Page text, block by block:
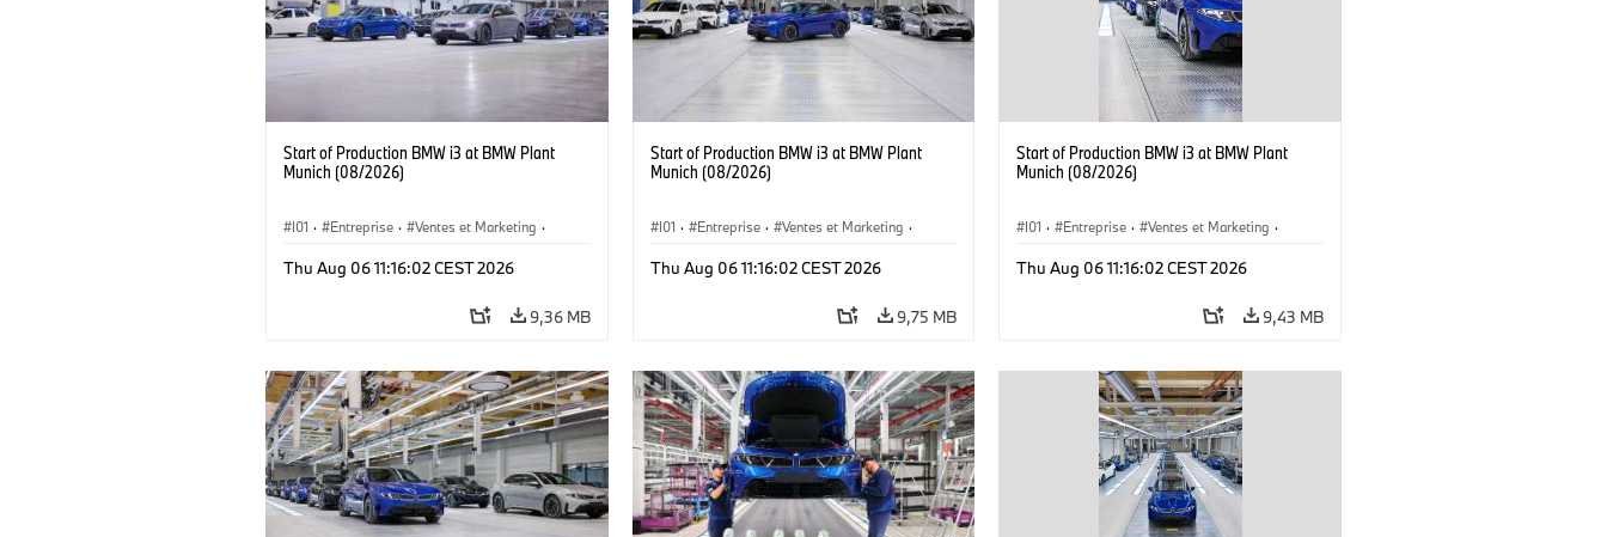
Start of Production BMW i3 at BMW Plant
Munich (08/2026)
I01 · Entreprise · Ventes et Marketing ·
Thu Aug 06 11:16:02 CEST 2026
9,36 MB
Start of Production BMW i3 at BMW Plant
Munich (08/2026)
I01 · Entreprise · Ventes et Marketing ·
Thu Aug 06 11:16:02 CEST 2026
9,75 MB
Start of Production BMW i3 at BMW Plant
Munich (08/2026)
I01 · Entreprise · Ventes et Marketing ·
Thu Aug 06 11:16:02 CEST 2026
9,43 MB